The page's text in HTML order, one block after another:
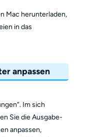
Mac herunterladen,
in das
anpassen
Im sich
Sie die Ausgabe-
anpassen,